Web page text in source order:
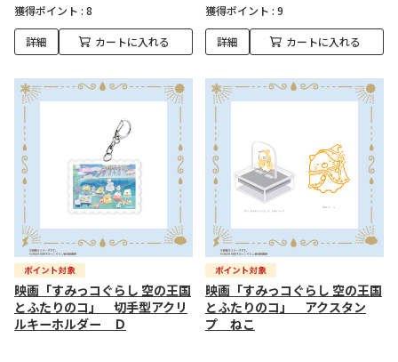
獲得ポイント : 8
詳細 カートに入れる
獲得ポイント : 9
詳細 カートに入れる
映画「すみっコぐらし 空の王国
とふたりのコ」 切手型アクリ
ルキーホルダー Ｄ
映画「すみっコぐらし 空の王国
とふたりのコ」 アクスタン
プ ねこ